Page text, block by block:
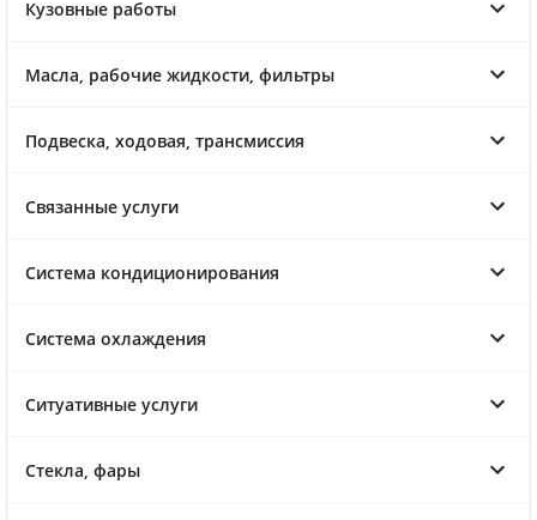
Кузовные работы
Масла, рабочие жидкости, фильтры
Подвеска, ходовая, трансмиссия
Связанные услуги
Система кондиционирования
Система охлаждения
Ситуативные услуги
Стекла, фары